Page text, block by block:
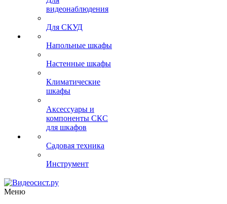
видеонаблюдения
Для СКУД
Напольные шкафы
Настенные шкафы
Климатические
шкафы
Аксессуары и
компоненты СКС
для шкафов
Садовая техника
Инструмент
Меню